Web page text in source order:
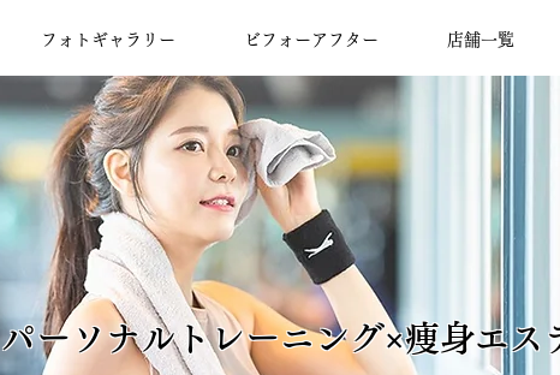
フォトギャラリー ビフォーアフター 店舗一覧
パーソナルトレーニング×痩身エス